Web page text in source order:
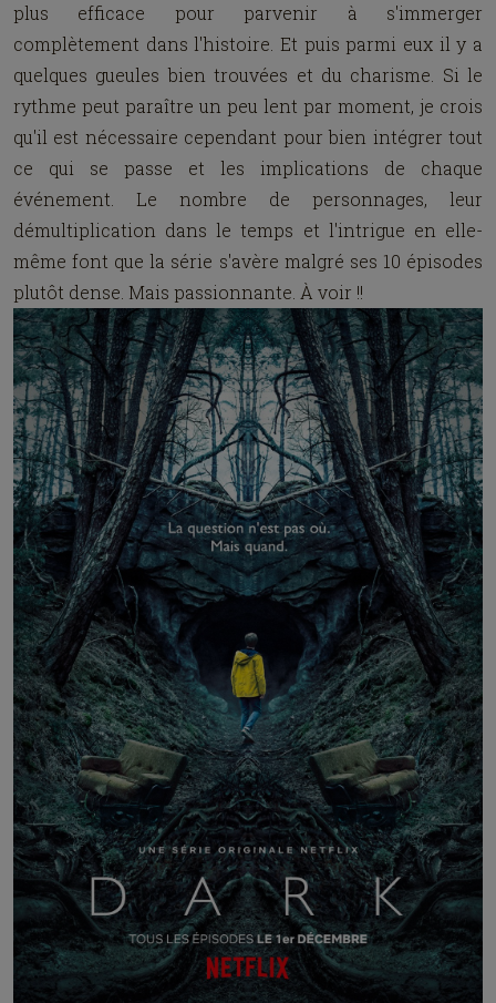
plus efficace pour parvenir à s'immerger
complètement dans l'histoire. Et puis parmi eux il y a
quelques gueules bien trouvées et du charisme. Si le
rythme peut paraître un peu lent par moment, je crois
qu'il est nécessaire cependant pour bien intégrer tout
ce qui se passe et les implications de chaque
événement. Le nombre de personnages, leur
démultiplication dans le temps et l'intrigue en elle-
même font que la série s'avère malgré ses 10 épisodes
plutôt dense. Mais passionnante. À voir !!